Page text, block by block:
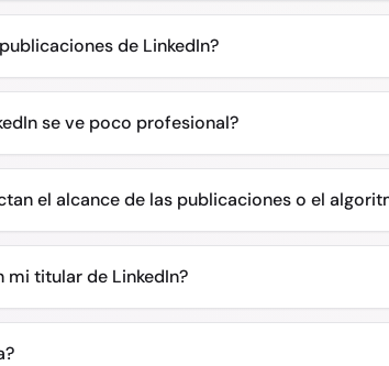
de LinkedIn?
se ve poco profesional?
el alcance de las publicaciones o el
mi titular de LinkedIn?